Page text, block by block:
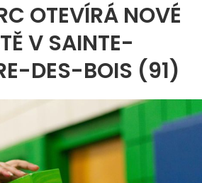
OTEVÍRÁ NOVÉ
V SAINTE-
DES-BOIS (91)